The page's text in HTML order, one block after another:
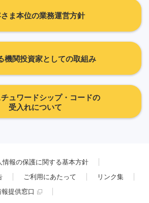
ま本位の業務運営方針
機関投資家としての取組み
チュワードシップ・コードの
受入れについて
情報の保護に関する基本方針
ご利用にあたって
リンク集
提供窓口